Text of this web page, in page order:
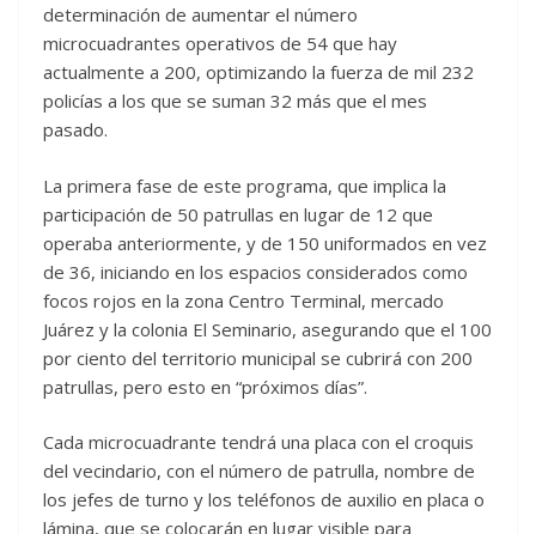
determinación de aumentar el número
microcuadrantes operativos de 54 que hay
actualmente a 200, optimizando la fuerza de mil 232
policías a los que se suman 32 más que el mes
pasado.
La primera fase de este programa, que implica la
participación de 50 patrullas en lugar de 12 que
operaba anteriormente, y de 150 uniformados en vez
de 36, iniciando en los espacios considerados como
focos rojos en la zona Centro Terminal, mercado
Juárez y la colonia El Seminario, asegurando que el 100
por ciento del territorio municipal se cubrirá con 200
patrullas, pero esto en “próximos días”.
Cada microcuadrante tendrá una placa con el croquis
del vecindario, con el número de patrulla, nombre de
los jefes de turno y los teléfonos de auxilio en placa o
lámina, que se colocarán en lugar visible para